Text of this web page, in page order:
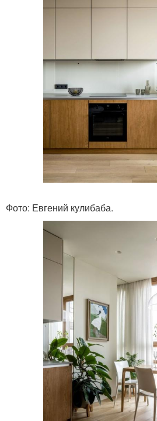
Фото: Евгений кулибаба.